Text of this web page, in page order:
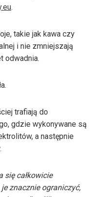
.
takie jak kawa czy
i nie zmniejszają
odwadnia.
trafiają do
gdzie wykonywane są
a następnie
się całkowicie
znacznie ograniczyć,